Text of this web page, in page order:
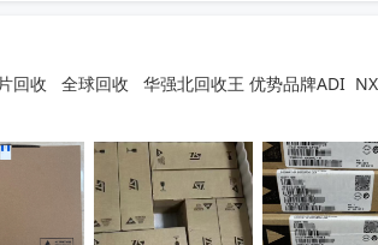
回收   全球回收   华强北回收王 优势品牌ADI